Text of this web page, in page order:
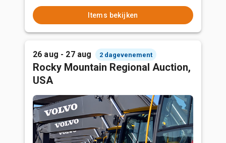
Items bekijken
26 aug - 27 aug 2 dagevenement
Rocky Mountain Regional Auction,
USA